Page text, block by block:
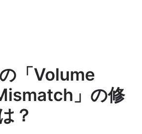
「Volume
」の修
？